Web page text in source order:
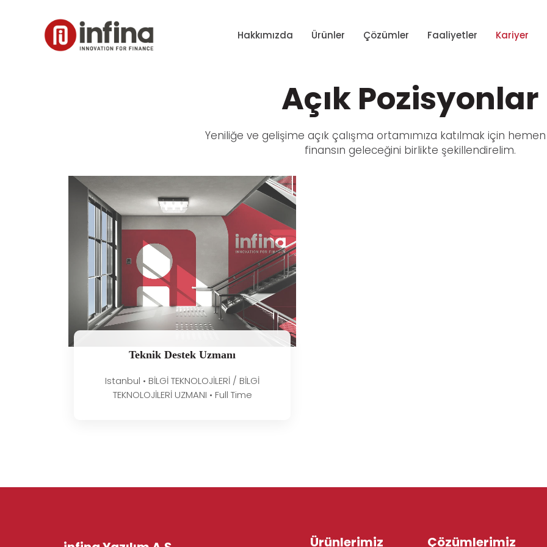
Hakkımızda Ürünler Çözümler Faaliyetler Kariyer
Açık Pozisyonlar
Yeniliğe ve gelişime açık çalışma ortamımıza katılmak için hemen
finansın geleceğini birlikte şekillendirelim.
Teknik Destek Uzmanı
Istanbul • BİLGİ TEKNOLOJİLERİ / BİLGİ
TEKNOLOJİLERİ UZMANI • Full Time
Ürünlerimiz Çözümlerimiz